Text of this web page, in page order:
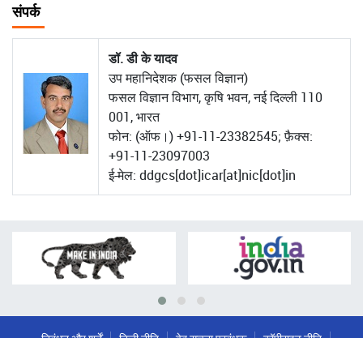
संपर्क
डॉ. डी के यादव
उप महानिदेशक (फसल विज्ञान)
फसल विज्ञान विभाग, कृषि भवन, नई दिल्ली 110
001, भारत
फोन: (ऑफ।) +91-11-23382545; फ़ैक्स:
+91-11-23097003
ई-मेल: ddgcs[dot]icar[at]nic[dot]in